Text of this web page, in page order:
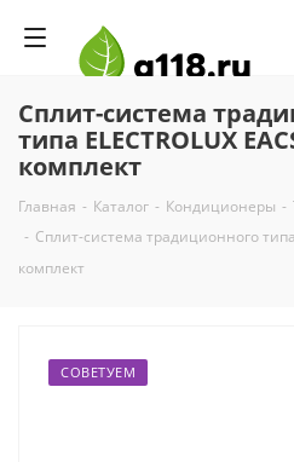
Сплит-система
типа ELECTROLUX
комплект
Главная - Каталог - Кондиционеры -
- Сплит-система традиционного типа
комплект
СОВЕТУЕМ